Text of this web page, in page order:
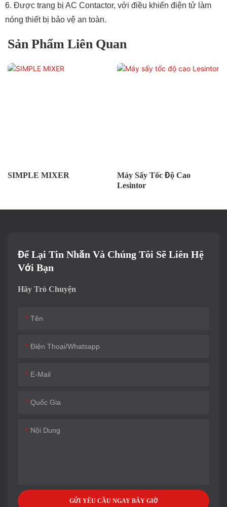
6. Được trang bị AC Contactor, với điều khiển điện tử làm
nóng thiết bị bảo vệ an toàn.
Sản Phẩm Liên Quan
SIMPLE MIXER
Máy Sấy Tốc Độ Cao
Lesintor
Để Lại Tin Nhắn Và Chúng Tôi Sẽ Liên Hệ
Với Bạn
Hãy Trò Chuyện
Tên
Điện Thoại/whatsapp
E-Mail
Quốc Gia
Nội Dung
GỬI YÊU CẦU NGAY BÂY GIỜ